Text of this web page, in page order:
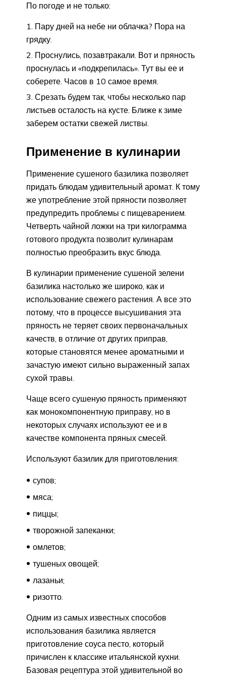
По погоде и не только:
Пару дней на небе ни облачка? Пора на
грядку.
Проснулись, позавтракали. Вот и пряность
проснулась и «подкрепилась». Тут вы ее и
соберете. Часов в 10 самое время.
Срезать будем так, чтобы несколько пар
листьев осталость на кусте. Ближе к зиме
заберем остатки свежей листвы.
Применение в кулинарии
Применение сушеного базилика позволяет
придать блюдам удивительный аромат. К тому
же употребление этой пряности позволяет
предупредить проблемы с пищеварением.
Четверть чайной ложки на три килограмма
готового продукта позволит кулинарам
полностью преобразить вкус блюда.
В кулинарии применение сушеной зелени
базилика настолько же широко, как и
использование свежего растения. А все это
потому, что в процессе высушивания эта
пряность не теряет своих первоначальных
качеств, в отличие от других приправ,
которые становятся менее ароматными и
зачастую имеют сильно выраженный запах
сухой травы.
Чаще всего сушеную пряность применяют
как монокомпонентную приправу, но в
некоторых случаях используют ее и в
качестве компонента пряных смесей.
Используют базилик для приготовления:
супов;
мяса;
пиццы;
творожной запеканки;
омлетов;
тушеных овощей;
лазаньи;
ризотто.
Одним из самых известных способов
использования базилика является
приготовление соуса песто, который
причислен к классике итальянской кухни.
Базовая рецептура этой удивительной во